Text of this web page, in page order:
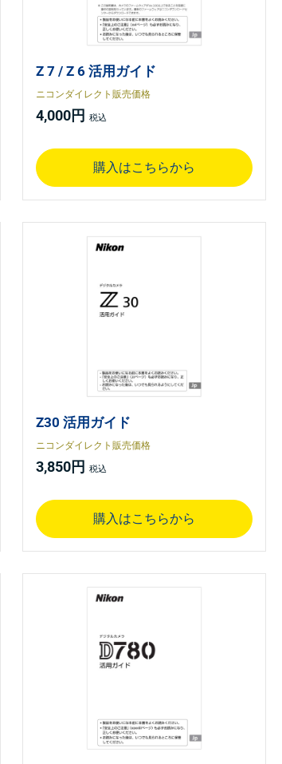
Z 7 / Z 6 活用ガイド
ニコンダイレクト販売価格
4,000円
購入はこちらから
Z30 活用ガイド
ニコンダイレクト販売価格
3,850円
購入はこちらから